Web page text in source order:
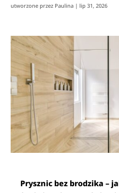
utworzone przez Paulina | lip 31, 2026
Prysznic bez brodzika –